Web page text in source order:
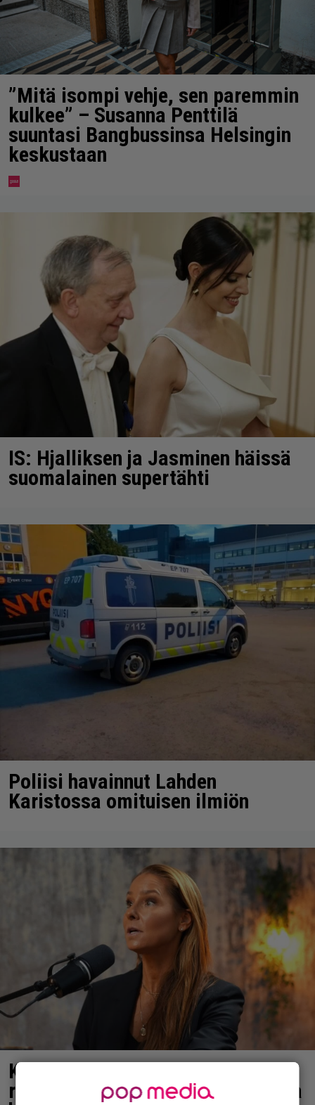
”Mitä isompi vehje, sen paremmin
kulkee” – Susanna Penttilä
suuntasi Bangbussinsa Helsingin
keskustaan
IS: Hjalliksen ja Jasminen häissä
suomalainen supertähti
Poliisi havainnut Lahden
Karistossa omituisen ilmiön
Karita Tykän ja Sami Saikkosen
rakkaus kukoistaa – vähäpukeista